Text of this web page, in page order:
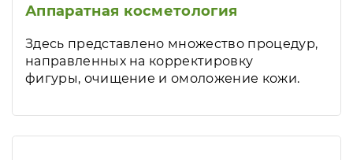
Аппаратная косметология
Здесь представлено множество процедур,
направленных на корректировку
фигуры, очищение и омоложение кожи.